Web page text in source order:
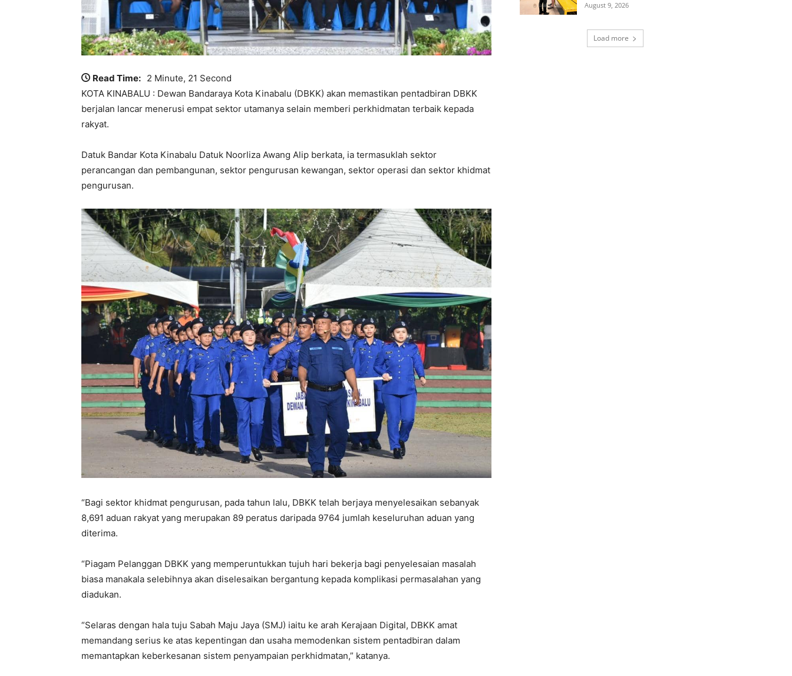
Read Time: 2 Minute, 21 Second
KOTA KINABALU : Dewan Bandaraya Kota Kinabalu (DBKK) akan memastikan pentadbiran DBKK
berjalan lancar menerusi empat sektor utamanya selain memberi perkhidmatan terbaik kepada
rakyat.
Datuk Bandar Kota Kinabalu Datuk Noorliza Awang Alip berkata, ia termasuklah sektor
perancangan dan pembangunan, sektor pengurusan kewangan, sektor operasi dan sektor khidmat
pengurusan.
“Bagi sektor khidmat pengurusan, pada tahun lalu, DBKK telah berjaya menyelesaikan sebanyak
8,691 aduan rakyat yang merupakan 89 peratus daripada 9764 jumlah keseluruhan aduan yang
diterima.
“Piagam Pelanggan DBKK yang memperuntukkan tujuh hari bekerja bagi penyelesaian masalah
biasa manakala selebihnya akan diselesaikan bergantung kepada komplikasi permasalahan yang
diadukan.
“Selaras dengan hala tuju Sabah Maju Jaya (SMJ) iaitu ke arah Kerajaan Digital, DBKK amat
memandang serius ke atas kepentingan dan usaha memodenkan sistem pentadbiran dalam
memantapkan keberkesanan sistem penyampaian perkhidmatan,” katanya.
August 9, 2026
Load more